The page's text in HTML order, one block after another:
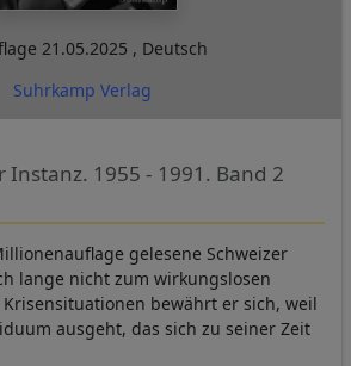
21.05.2025 , Deutsch
Suhrkamp Verlag
1955 - 1991. Band 2
gelesene Schweizer
lange nicht zum wirkungslosen
Krisensituationen bewährt er sich, weil
ausgeht, das sich zu seiner Zeit